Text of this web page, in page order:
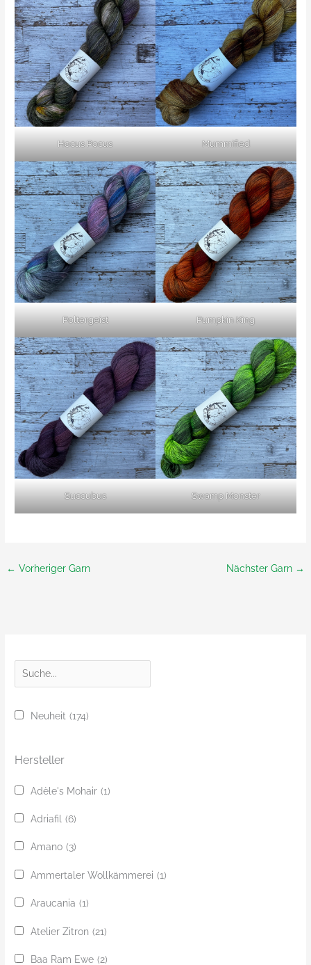
Hocus Pocus Mummified
Poltergeist Pumpkin King
Succubus Swamp Monster
← Vorheriger Garn Nächster Garn →
u
Neuheit (174)
Hersteller
Adèle's Mohair (1)
Adriafil (6)
Amano (3)
Ammertaler Wollkämmerei (1)
Araucania (1)
Atelier Zitron (21)
Baa Ram Ewe (2)